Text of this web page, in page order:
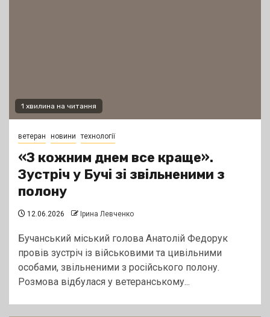
1 хвилина на читання
ветеран новини технології
«З кожним днем все краще».
Зустріч у Бучі зі звільненими з
полону
12.06.2026 Ірина Левченко
Бучанський міський голова Анатолій Федорук
провів зустріч із військовими та цивільними
особами, звільненими з російського полону.
Розмова відбулася у ветеранському...